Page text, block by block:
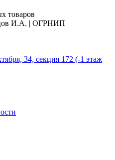
товаров
И.А. | ОГРНИП
34, секция 172 (-1 этаж